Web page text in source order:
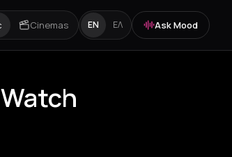
Cinemas EN ΕΛ Ask Mood